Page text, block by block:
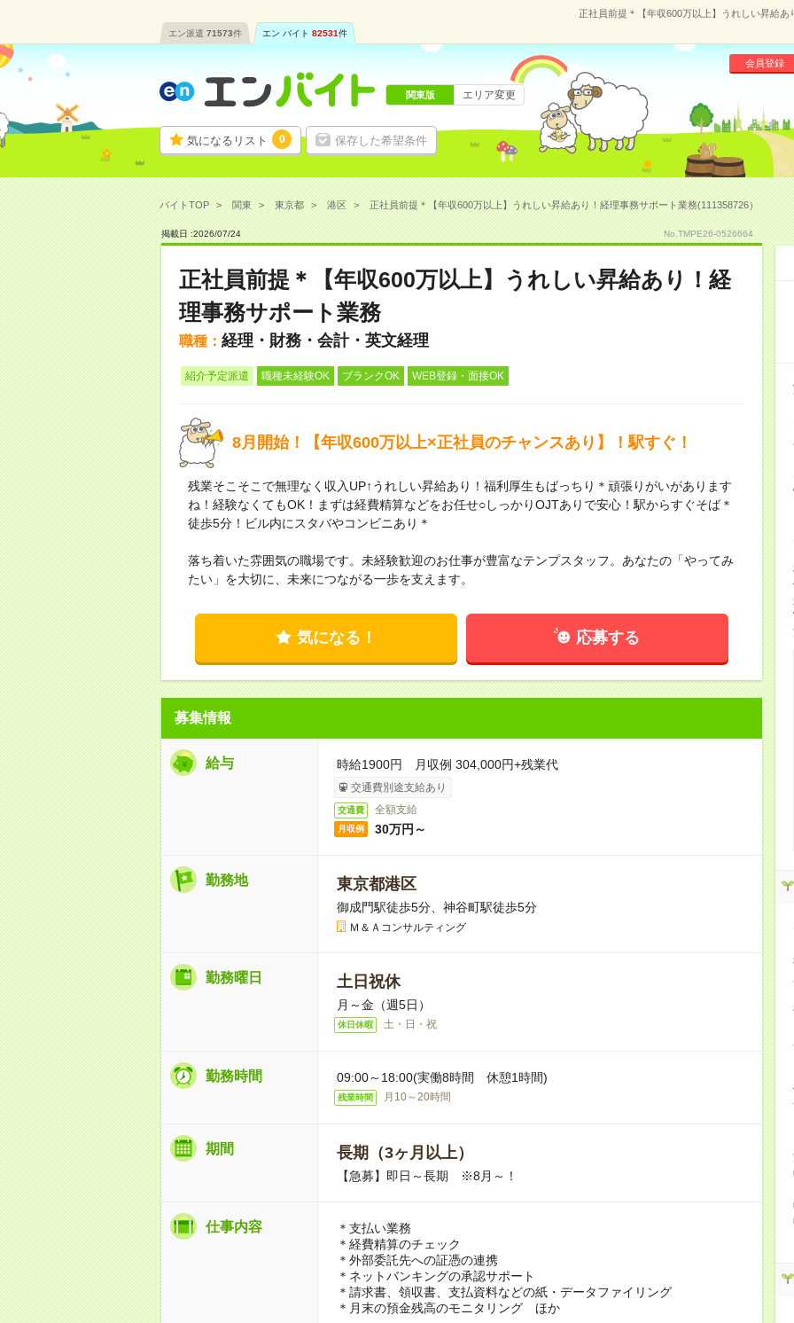
正社員前提＊【年収600万以上】うれしい昇給
エン派遣 71573件 エン バイト 82531件
気になるリスト 0 保存した希望条件
会員登録
関東版 エリア変更
バイトTOP 関東 東京都 港区 正社員前提＊【年収600万以上】うれしい昇給あり！経理事務サポート業務(111358726）
掲載日 :2026/07/24 No.TMPE26-0526664
正社員前提＊【年収600万以上】うれしい昇給あり！経
理事務サポート業務
職種： 経理・財務・会計・英文経理
紹介予定派遣 職種未経験OK ブランクOK WEB登録・面接OK
8月開始！【年収600万以上×正社員のチャンスあり】！駅すぐ！
残業そこそこで無理なく収入UP↑うれしい昇給あり！福利厚生もばっちり＊頑張りがいがあります
ね！経験なくてもOK！まずは経費精算などをお任せ○しっかりOJTありで安心！駅からすぐそば＊
徒歩5分！ビル内にスタバやコンビニあり＊
落ち着いた雰囲気の職場です。未経験歓迎のお仕事が豊富なテンプスタッフ。あなたの「やってみ
たい」を大切に、未来につながる一歩を支えます。
気になる！ 応募する
募集情報
給与 時給1900円 月収例 304,000円+残業代
交通費別途支給あり
交通費 全額支給
月収例 30万円～
勤務地 東京都港区
御成門駅徒歩5分、神谷町駅徒歩5分
Ｍ＆Ａコンサルティング
勤務曜日 土日祝休
月～金（週5日）
休日休暇 土・日・祝
勤務時間 09:00～18:00(実働8時間 休憩1時間)
残業時間 月10～20時間
期間 長期（3ヶ月以上）
【急募】即日～長期 ※8月～！
仕事内容
＊支払い業務
＊経費精算のチェック
＊外部委託先への証憑の連携
＊ネットバンキングの承認サポート
＊請求書、領収書、支払資料などの紙・データファイリング
＊月末の預金残高のモニタリング ほか